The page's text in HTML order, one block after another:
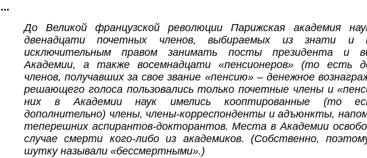
...
До Великой французской революции Парижская академия
двенадцати почетных членов, выбираемых из знати и
исключительным правом занимать посты президента и
Академии, а также восемнадцати «пенсионеров» (то есть
членов, получавших за свое звание «пенсию» – денежное
решающего голоса пользовались только почетные члены и
них в Академии наук имелись кооптированные (то
дополнительно) члены, члены-корреспонденты и адъюнкты,
теперешних аспирантов-докторантов. Места в Академии
случае смерти кого-либо из академиков. (Собственно,
шутку называли «бессмертными».)